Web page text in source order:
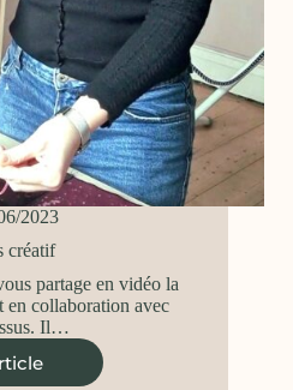
2023
créatif
partage en vidéo la
en collaboration avec
Il…